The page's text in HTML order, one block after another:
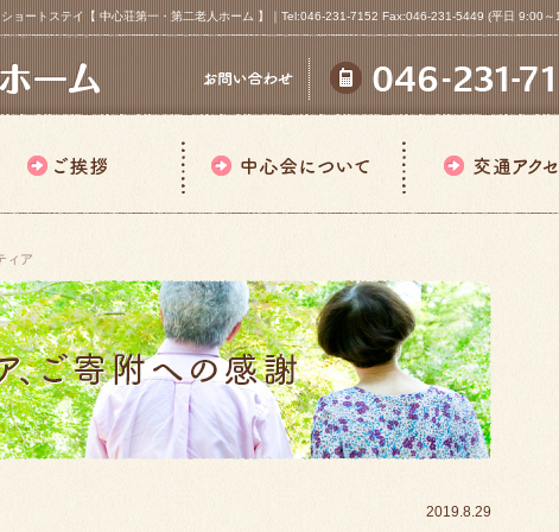
ョートステイ【 中心荘第一・第二老人ホーム 】｜Tel:046-231-7152 Fax:046-231-5449 (平日 9:00
ィア
2019.8.29